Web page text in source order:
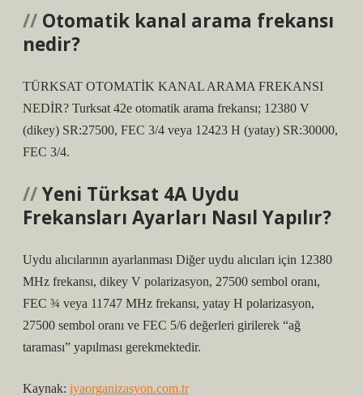
Otomatik kanal arama frekansı
nedir?
TÜRKSAT OTOMATİK KANAL ARAMA FREKANSI
NEDİR? Turksat 42e otomatik arama frekansı; 12380 V
(dikey) SR:27500, FEC 3/4 veya 12423 H (yatay) SR:30000,
FEC 3/4.
Yeni Türksat 4A Uydu
Frekansları Ayarları Nasıl Yapılır?
Uydu alıcılarının ayarlanması Diğer uydu alıcıları için 12380
MHz frekansı, dikey V polarizasyon, 27500 sembol oranı,
FEC ¾ veya 11747 MHz frekansı, yatay H polarizasyon,
27500 sembol oranı ve FEC 5/6 değerleri girilerek “ağ
taraması” yapılması gerekmektedir.
Kaynak: iyaorganizasyon.com.tr